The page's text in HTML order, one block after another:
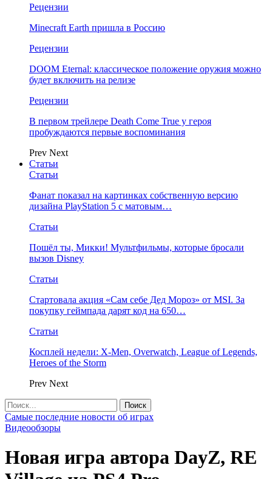
Рецензии
Minecraft Earth пришла в Россию
Рецензии
DOOM Eternal: классическое положение оружия можно
будет включить на релизе
Рецензии
В первом трейлере Death Come True у героя
пробуждаются первые воспоминания
Prev Next
Статьи
Статьи
Фанат показал на картинках собственную версию
дизайна PlayStation 5 с матовым…
Статьи
Пошёл ты, Микки! Мультфильмы, которые бросали
вызов Disney
Статьи
Стартовала акция «Сам себе Дед Мороз» от MSI. За
покупку геймпада дарят код на 650…
Статьи
Косплей недели: X-Men, Overwatch, League of Legends,
Heroes of the Storm
Prev Next
Самые последние новости об играх
Видеообзоры
Новая игра автора DayZ, RE